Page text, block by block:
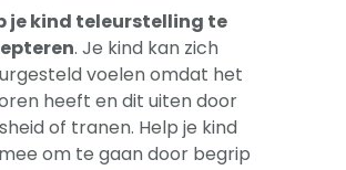
je kind teleurstelling te
. Je kind kan zich
voelen omdat het
heeft en dit uiten door
of tranen. Help je kind
om te gaan door begrip